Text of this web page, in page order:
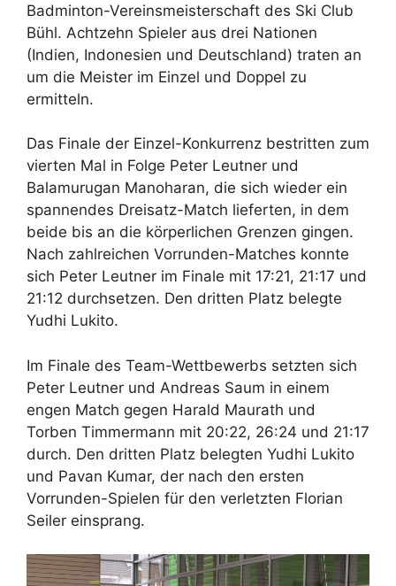
Badminton-Vereinsmeisterschaft des Ski Club
Bühl. Achtzehn Spieler aus drei Nationen
(Indien, Indonesien und Deutschland) traten an
um die Meister im Einzel und Doppel zu
ermitteln.
Das Finale der Einzel-Konkurrenz bestritten zum
vierten Mal in Folge Peter Leutner und
Balamurugan Manoharan, die sich wieder ein
spannendes Dreisatz-Match lieferten, in dem
beide bis an die körperlichen Grenzen gingen.
Nach zahlreichen Vorrunden-Matches konnte
sich Peter Leutner im Finale mit 17:21, 21:17 und
21:12 durchsetzen. Den dritten Platz belegte
Yudhi Lukito.
Im Finale des Team-Wettbewerbs setzten sich
Peter Leutner und Andreas Saum in einem
engen Match gegen Harald Maurath und
Torben Timmermann mit 20:22, 26:24 und 21:17
durch. Den dritten Platz belegten Yudhi Lukito
und Pavan Kumar, der nach den ersten
Vorrunden-Spielen für den verletzten Florian
Seiler einsprang.